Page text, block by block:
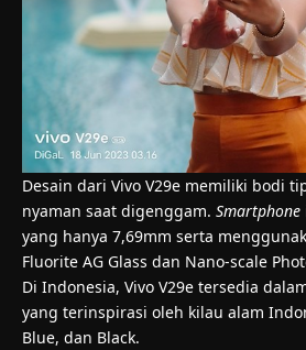
Desain dari Vivo V29e memiliki bodi
nyaman saat digenggam. Smartphone
yang hanya 7,69mm serta
Fluorite AG Glass dan Nano-scale
Di Indonesia, Vivo V29e tersedia
yang terinspirasi oleh kilau alam
Blue, dan Black.